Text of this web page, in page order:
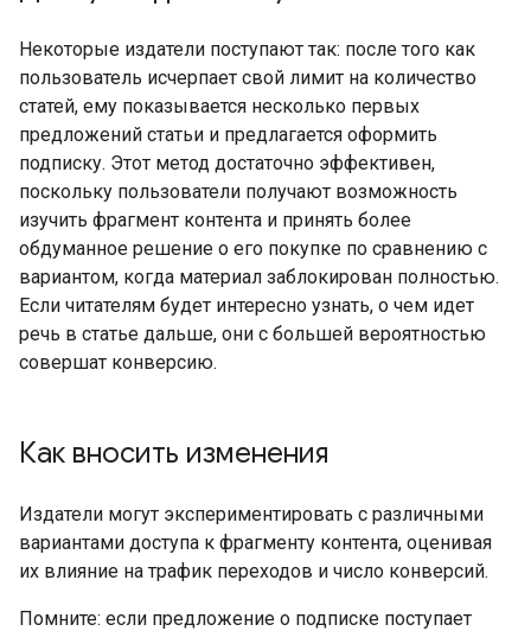
Некоторые издатели поступают так: после того как
пользователь исчерпает свой лимит на количество
статей, ему показывается несколько первых
предложений статьи и предлагается оформить
подписку. Этот метод достаточно эффективен,
поскольку пользователи получают возможность
изучить фрагмент контента и принять более
обдуманное решение о его покупке по сравнению с
вариантом, когда материал заблокирован полностью.
Если читателям будет интересно узнать, о чем идет
речь в статье дальше, они с большей вероятностью
совершат конверсию.
Как вносить изменения
Издатели могут экспериментировать с различными
вариантами доступа к фрагменту контента, оценивая
их влияние на трафик переходов и число конверсий.
Помните: если предложение о подписке поступает